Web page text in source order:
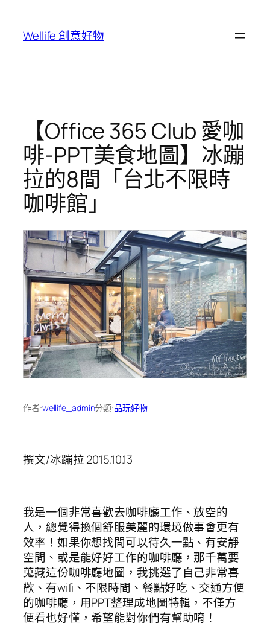
Wellife 創意好物
【Office 365 Club 愛咖
啡-PPT美食地圖】冰蹦
拉的8間「台北不限時
咖啡館」
作者:wellife_admin分類:品玩好物
撰文/冰蹦拉 2015.10.13
我是一個非常喜歡去咖啡廳工作、放空的
人，總覺得換個舒服美麗的環境做事會更有
效率！如果你想找間可以待久一點、有安靜
空間、或是能好好工作的咖啡廳，那千萬要
蒐藏這份咖啡廳地圖，我挑選了自己非常喜
歡、有wifi、不限時間、餐點好吃、交通方便
的咖啡廳，用PPT整理成地圖特輯，不僅方
便看也好懂，希望能對你們有幫助唷！